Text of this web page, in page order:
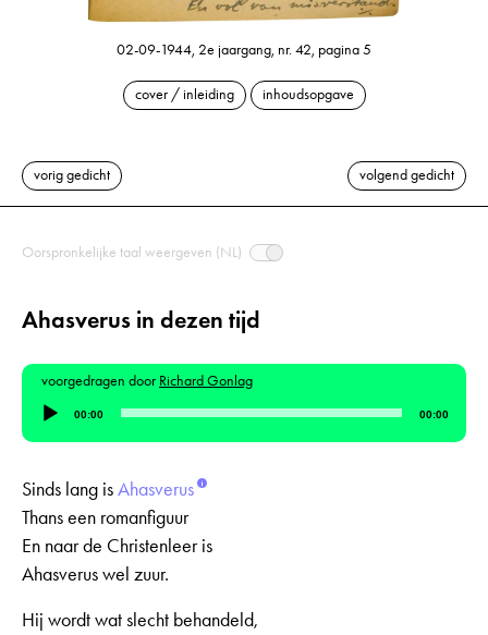
02-09-1944, 2e jaargang, nr. 42, pagina 5
cover / inleiding inhoudsopgave
vorig gedicht volgend gedicht
Oorspronkelijke taal weergeven (NL)
Ahasverus in dezen tijd
voorgedragen door Richard Gonlag
Audiospeler
00:00 00:00
Sinds lang isAhasverus
Thans een romanfiguur
En naar de Christenleer is
Ahasverus wel zuur.
Hij wordt wat slecht behandeld,